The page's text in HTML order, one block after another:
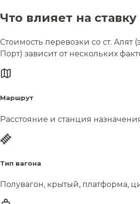
Что влияет на ставку
Стоимость перевозки со ст. Алят
Порт) зависит от нескольких
Маршрут
Расстояние и станция
Тип вагона
Полувагон, крытый, платформа,